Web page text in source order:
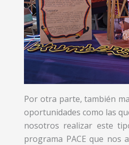
Por otra parte, también
oportunidades como las
nosotros realizar este
programa PACE que nos